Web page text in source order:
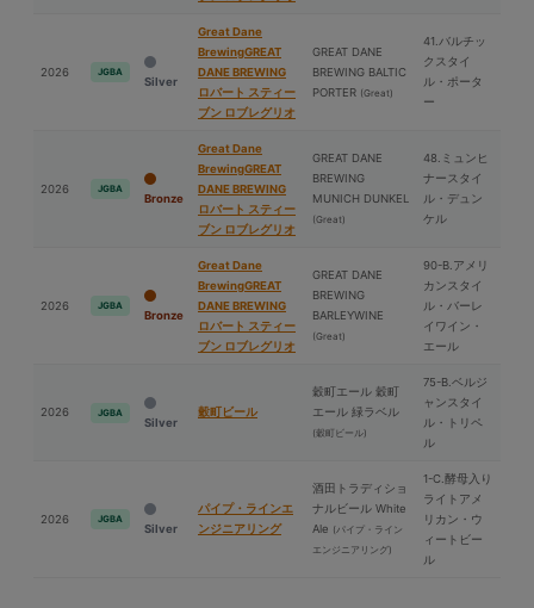
2026 JGBA
Silver
Great Dane
BrewingGREAT
DANE BREWING
ロバート スティー
ブン ロブレグリオ
GREAT DANE
BREWING BALTIC
PORTER (Great)
41.バルチッ
クスタイ
ル・ポータ
ー
2026 JGBA
Bronze
Great Dane
BrewingGREAT
DANE BREWING
ロバート スティー
ブン ロブレグリオ
GREAT DANE
BREWING
MUNICH DUNKEL
(Great)
48.ミュンヒ
ナースタイ
ル・デュン
ケル
2026 JGBA
Bronze
Great Dane
BrewingGREAT
DANE BREWING
ロバート スティー
ブン ロブレグリオ
GREAT DANE
BREWING
BARLEYWINE
(Great)
90-B.アメリ
カンスタイ
ル・バーレ
イワイン・
エール
2026 JGBA
Silver
穀町ビール
穀町エール 穀町
エール 緑ラベル
(穀町ビール)
75-B.ベルジ
ャンスタイ
ル・トリペ
ル
2026 JGBA
Silver
パイプ・ラインエ
ンジニアリング
酒⽥トラディショ
ナルビール White
Ale (パイプ・ライン
エンジニアリング)
1-C.酵⺟入り
ライトアメ
リカン・ウ
ィートビー
ル